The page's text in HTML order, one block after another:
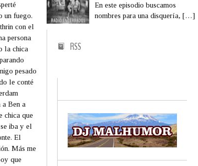
un fuego.
con el
persona
la chica
pesado
le conté
Ben a
chica que
iba y el
El
Más me
que
En este episodio buscamos
nombres para una disquería,[…]
RSS